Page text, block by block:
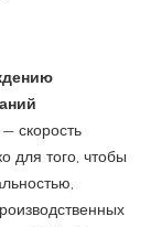
скорость
для того, чтобы